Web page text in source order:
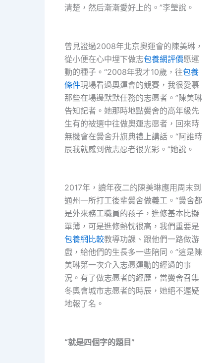
清楚，然后漸漸愛好上的。”李瑩說。
曾見證過2008年北京奧運會的陳美琳，
從小便在心中埋下做志包養網評價愿運
動的種子。“2008年我才10歲，往包養
條件現場看過奧運會的競賽，我很愛慕
那些在場邊默默任務的志愿者。”陳美琳
告知記者。她那時地點黌舍的高年級先
生有的被選中往做奧運志愿者，回來時
無機會在黌舍升旗典禮上講話。“阿誰時
辰我就感到做志愿者很光彩。”她說。
2017年，讀年夜二的陳美琳應用周末到
通州一所打工後輩黌舍做義工。“黌舍都
是外來務工職員的孩子，進修基本比擬
單薄，可是進修熱忱很高，我們重要是
包養網比較教導功課、跟他們一路做游
戲，給他們的生長多一些陪同。”這是陳
美琳第一次介入志愿運動的經過的事
況。有了做志愿者的經歷，當黌舍召集
冬奧會城市志愿者的時辰，她絕不遲疑
地報了名。
“就是四個字的題目”